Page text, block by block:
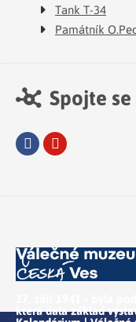
Tank T-34
Památník
Spojte
Facebook
která dala základ